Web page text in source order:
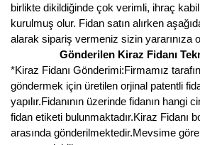
birlikte dikildiğinde çok verimli, ihraç
kurulmuş olur. Fidan satın alırken
alarak sipariş vermeniz sizin yararınıza
Gönderilen Kiraz Fidanı
*Kiraz Fidanı Gönderimi:Firmamız
göndermek için üretilen orjinal patentli
yapılır.Fidanının üzerinde fidanın hangi
fidan etiketi bulunmaktadır.Kiraz Fidanı
arasında gönderilmektedir.Mevsime göre